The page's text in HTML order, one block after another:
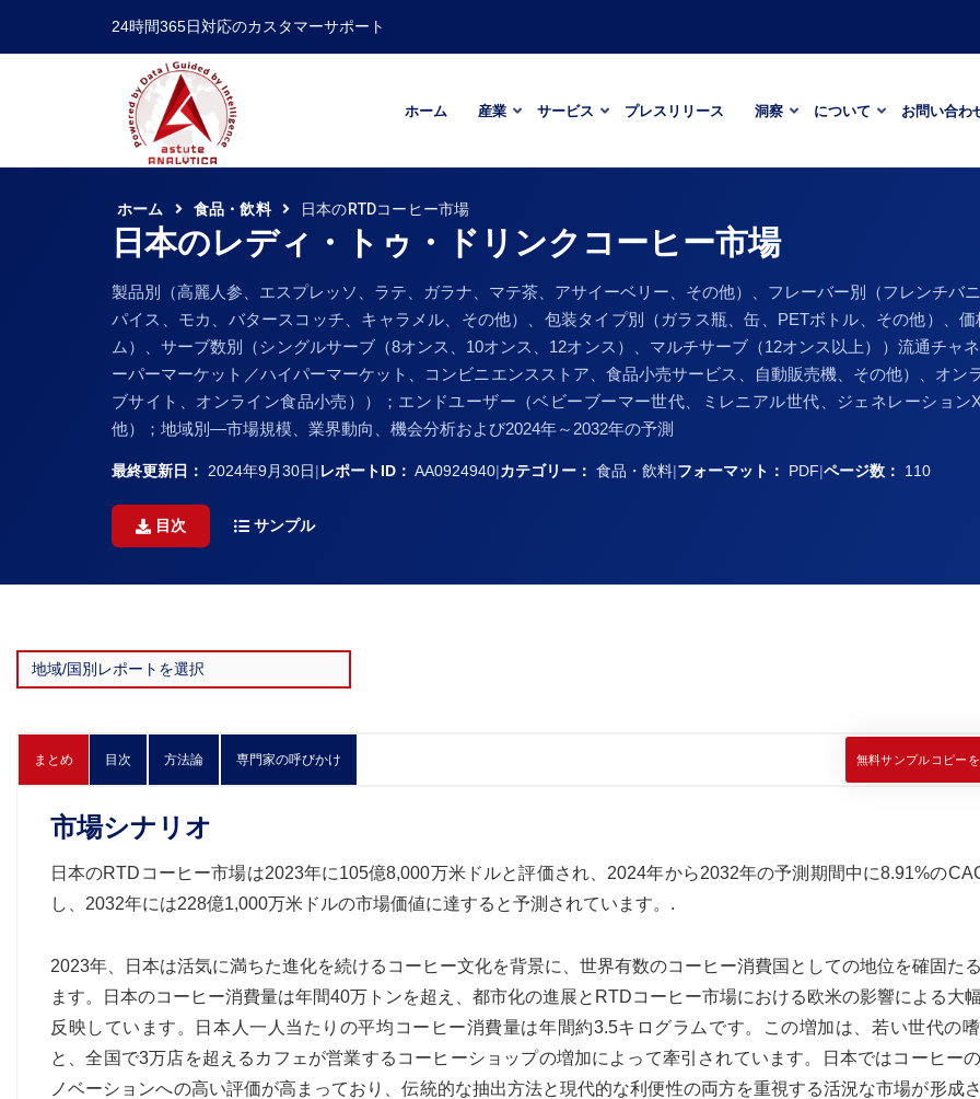
24時間365日対応のカスタマーサポート
ホーム 産業 サービス プレスリリース 洞察 について お問い合わ
ホーム 食品・飲料 日本のRTDコーヒー市場
日本のレディ・トゥ・ドリンクコーヒー市場
製品別（高麗人参、エスプレッソ、ラテ、ガラナ、マテ茶、アサイーベリー、その他）、フレーバー別（フレンチバ
パイス、モカ、バタースコッチ、キャラメル、その他）、包装タイプ別（ガラス瓶、缶、PETボトル、その他）、
ム）、サーブ数別（シングルサーブ（8オンス、10オンス、12オンス）、マルチサーブ（12オンス以上））流通チャ
ーパーマーケット／ハイパーマーケット、コンビニエンスストア、食品小売サービス、自動販売機、その他）、オ
ブサイト、オンライン食品小売））；エンドユーザー（ベビーブーマー世代、ミレニアル世代、ジェネレーショ
他）；地域別―市場規模、業界動向、機会分析および2024年～2032年の予測
最終更新日： 2024年9月30日|レポートID： AA0924940|カテゴリー： 食品・飲料|フォーマット： PDF|ページ数： 110
目次 サンプル
まとめ 目次 方法論 専門家の呼びかけ 無料サンプルコピー
市場シナリオ
日本のRTDコーヒー市場は2023年に105億8,000万米ドルと評価され、2024年から2032年の予測期間中に8.91%の
し、2032年には228億1,000万米ドルの市場価値に達すると予測されています。.
2023年、日本は活気に満ちた進化を続けるコーヒー文化を背景に、世界有数のコーヒー消費国としての地位を確固た
ます。日本のコーヒー消費量は年間40万トンを超え、都市化の進展とRTDコーヒー市場における欧米の影響による大
反映しています。日本人一人当たりの平均コーヒー消費量は年間約3.5キログラムです。この増加は、若い世代の
と、全国で3万店を超えるカフェが営業するコーヒーショップの増加によって牽引されています。日本ではコーヒー
ノベーションへの高い評価が高まっており、伝統的な抽出方法と現代的な利便性の両方を重視する活況な市場が形成